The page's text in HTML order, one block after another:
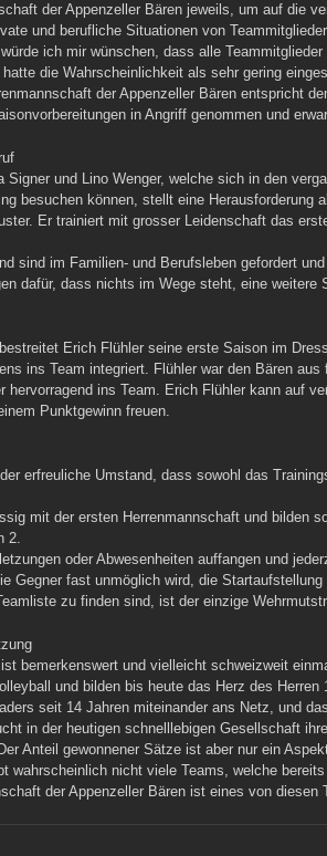
der Appenzeller Bären jeweils, um auf die
und berufliche Situationen von
ich mir wünschen, dass alle
die Wahrscheinlichkeit als sehr gering
der Appenzeller Bären entspricht
in Angriff genommen und
und Lino Wenger, welche sich in den
besuchen können, stellt eine
Er trainiert mit grosser Leidenschaft das
sind im Familien- und Berufsleben gefordert
dafür, dass nichts im Wege steht, eine weitere
Erich Flühler seine erste Saison im
ins Team integriert. Flühler war den Bären
ins Team. Erich Flühler kann auf
Punktgewinn freuen.
erfreuliche Umstand, dass sowohl das
mit der ersten Herrenmannschaft und bilden
2.
oder Abwesenheiten auffangen und
Gegner fast unmöglich wird, die Startaufstellung
zu finden sind, ist der einzige
bemerkenswert und vielleicht schweizweit
und bilden bis heute das Herz des
seit 14 Jahren miteinander ans Netz, und
in der heutigen schnelllebigen Gesellschaft
Anteil gewonnener Sätze ist aber nur ein
wahrscheinlich nicht viele Teams, welche
der Appenzeller Bären ist eines von diesen